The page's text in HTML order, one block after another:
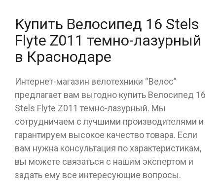
Купить Велосипед 16 Stels
Flyte Z011 темно-лазурный
в Краснодаре
Интернет-магазин велотехники “Велос”
предлагает вам выгодно купить Велосипед 16
Stels Flyte Z011 темно-лазурный. Мы
сотрудничаем с лучшими производителями и
гарантируем высокое качество товара. Если
вам нужна консультация по характеристикам,
вы можете связаться с нашим экспертом и
задать ему все интересующие вопросы.